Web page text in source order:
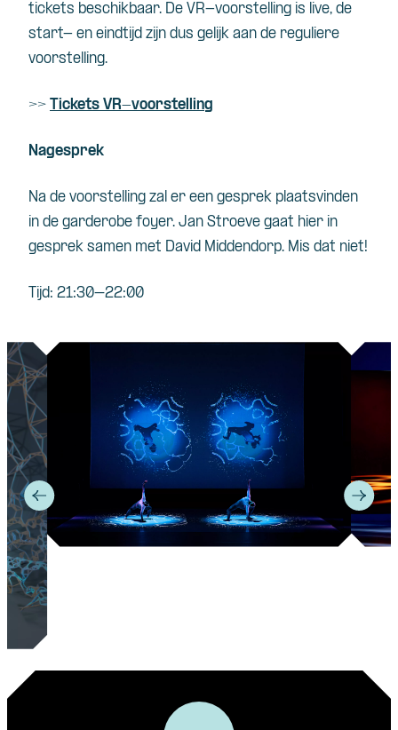
tickets beschikbaar. De VR-voorstelling is live, de
start- en eindtijd zijn dus gelijk aan de reguliere
voorstelling.
>> Tickets VR-voorstelling
Nagesprek
Na de voorstelling zal er een gesprek plaatsvinden
in de garderobe foyer. Jan Stroeve gaat hier in
gesprek samen met David Middendorp. Mis dat niet!
Tijd: 21:30–22:00